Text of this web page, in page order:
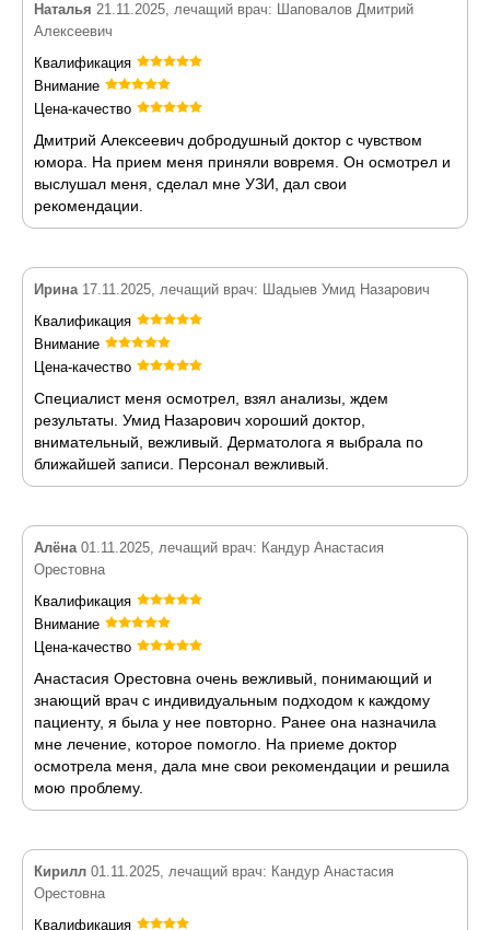
Наталья 21.11.2025, лечащий врач: Шаповалов Дмитрий
Алексеевич
Квалификация
Внимание
Цена-качество
Дмитрий Алексеевич добродушный доктор с чувством
юмора. На прием меня приняли вовремя. Он осмотрел и
выслушал меня, сделал мне УЗИ, дал свои
рекомендации.
Ирина17.11.2025, лечащий врач: Шадыев Умид Назарович
Квалификация
Внимание
Цена-качество
Специалист меня осмотрел, взял анализы, ждем
результаты. Умид Назарович хороший доктор,
внимательный, вежливый. Дерматолога я выбрала по
ближайшей записи. Персонал вежливый.
Алёна01.11.2025, лечащий врач: Кандур Анастасия
Орестовна
Квалификация
Внимание
Цена-качество
Анастасия Орестовна очень вежливый, понимающий и
знающий врач с индивидуальным подходом к каждому
пациенту, я была у нее повторно. Ранее она назначила
мне лечение, которое помогло. На приеме доктор
осмотрела меня, дала мне свои рекомендации и решила
мою проблему.
Кирилл 01.11.2025, лечащий врач: Кандур Анастасия
Орестовна
Квалификация